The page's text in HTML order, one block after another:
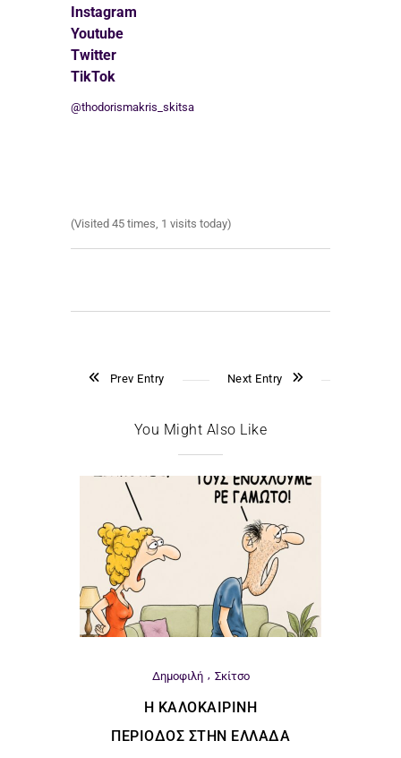
Instagram
Youtube
Twitter
TikTok
@thodorismakris_skitsa
(Visited 45 times, 1 visits today)
Prev Entry Next Entry
You Might Also Like
Δημοφιλή Σκίτσο
Η ΚΑΛΟΚΑΙΡΙΝΉ
ΠΕΡΊΟΔΟΣ ΣΤΗΝ ΕΛΛΆΔΑ